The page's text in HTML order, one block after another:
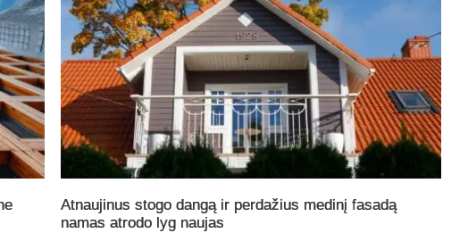
Atnaujinus stogo dangą ir perdažius medinį fasadą
namas atrodo lyg naujas